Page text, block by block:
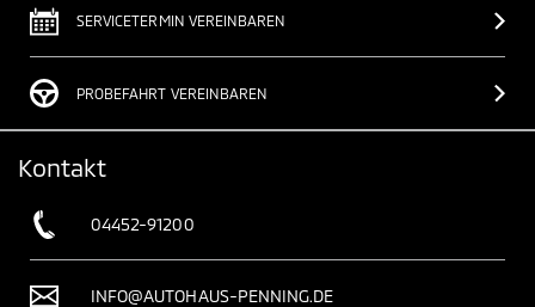
SERVICETERMIN VEREINBAREN
PROBEFAHRT VEREINBAREN
Kontakt
04452-91200
INFO@AUTOHAUS-PENNING.DE